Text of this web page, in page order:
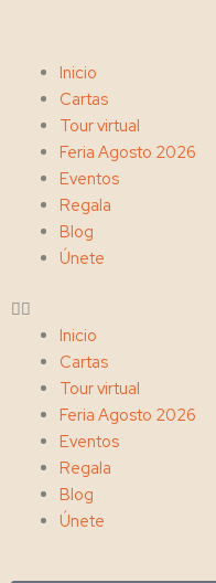
contenidoInicio
Cartas
Tour virtual
Feria Agosto 2026
Eventos
Regala
Blog
Únete
Menu
Inicio
Cartas
Tour virtual
Feria Agosto 2026
Eventos
Regala
Blog
Únete